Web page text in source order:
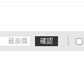
確認